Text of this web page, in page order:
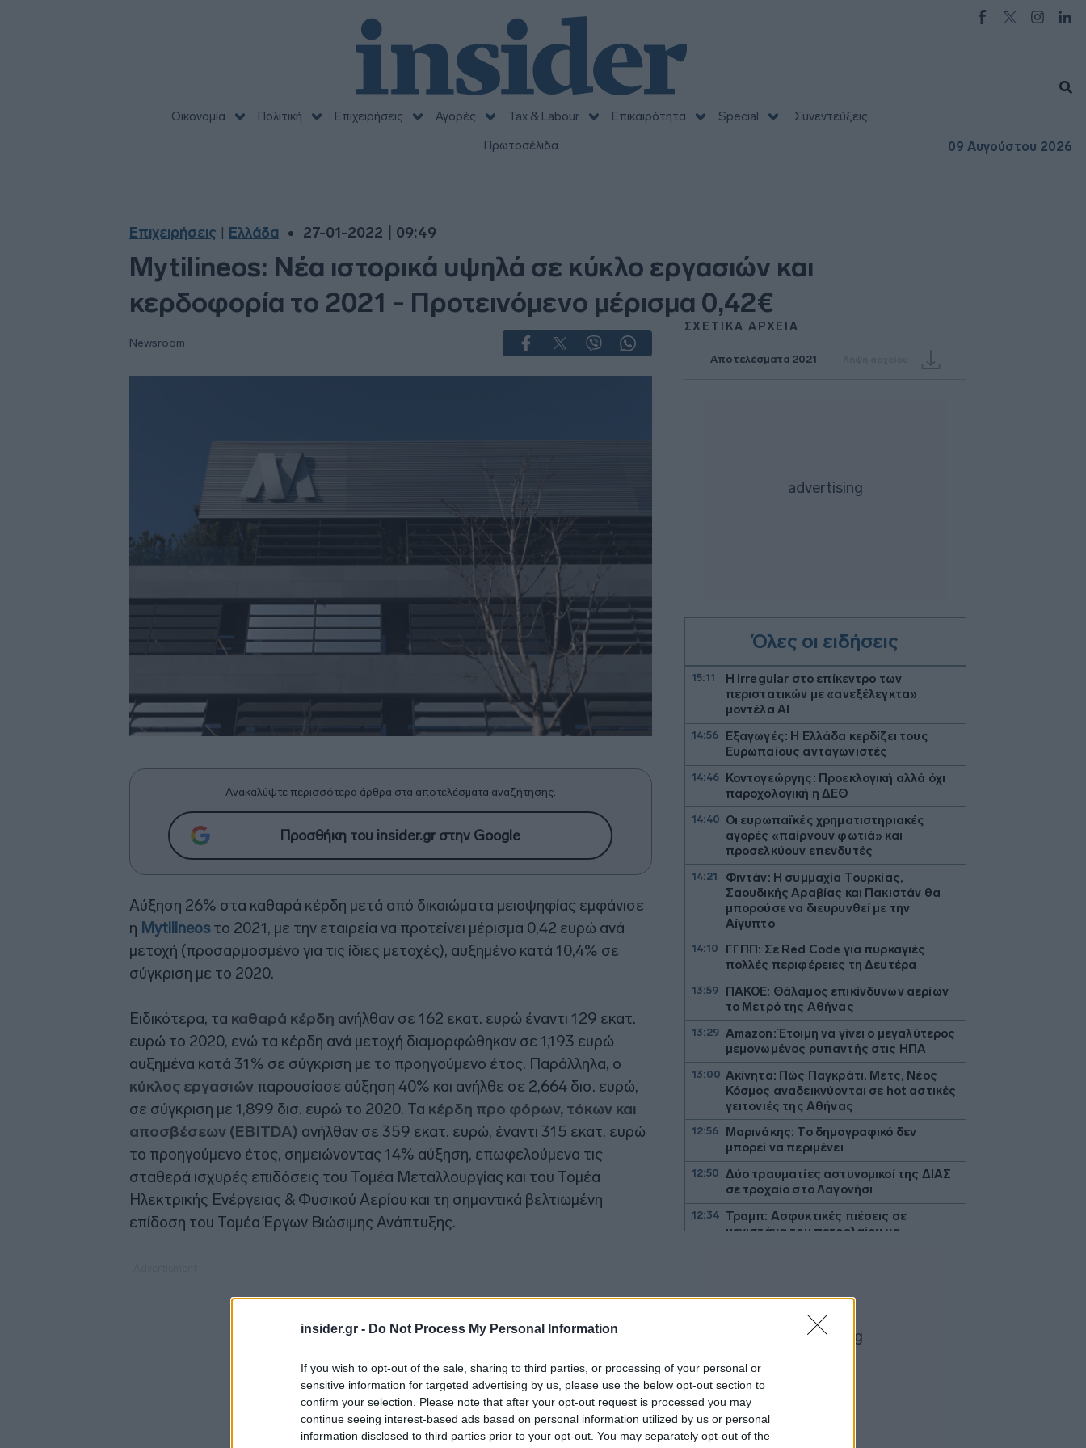
insider.gr - Do Not Process My Personal Information
If you wish to opt-out of the sale, sharing to third parties, or processing of your personal or
sensitive information for targeted advertising by us, please use the below opt-out section to
confirm your selection. Please note that after your opt-out request is processed you may
continue seeing interest-based ads based on personal information utilized by us or personal
information disclosed to third parties prior to your opt-out. You may separately opt-out of the
Οικονομία Πολιτική Επιχειρήσεις Αγορές Tax & Labour Επικαιρότητα Special
Συνεντεύξεις
Πρωτοσέλιδα
09 Αυγούστου 2026
Επιχειρήσεις Ελλάδα 27-01-2022 | 09:49
Mytilineos: Νέα ιστορικά υψηλά σε κύκλο εργασιών και
κερδοφορία το 2021 - Προτεινόμενο μέρισμα 0,42€
Newsroom
Ανακαλύψτε περισσότερα άρθρα στα αποτελέσματα αναζήτησης.
Προσθήκη του insider.gr στην Google
Αύξηση 26% στα καθαρά κέρδη μετά από δικαιώματα μειοψηφίας εμφάνισε
η Mytilineosτο 2021, με την εταιρεία να προτείνει μέρισμα 0,42 ευρώ ανά
μετοχή (προσαρμοσμένο για τις ίδιες μετοχές), αυξημένο κατά 10,4% σε
σύγκριση με το 2020.
Ειδικότερα, τα καθαρά κέρδη ανήλθαν σε 162 εκατ. ευρώ έναντι 129 εκατ.
ευρώ το 2020, ενώ τα κέρδη ανά μετοχή διαμορφώθηκαν σε 1,193 ευρώ
αυξημένα κατά 31% σε σύγκριση με το προηγούμενο έτος. Παράλληλα, ο
κύκλος εργασιών παρουσίασε αύξηση 40% και ανήλθε σε 2,664 δισ. ευρώ,
σε σύγκριση με 1,899 δισ. ευρώ το 2020. Τα κέρδη προ φόρων, τόκων και
αποσβέσεων (EBITDA) ανήλθαν σε 359 εκατ. ευρώ, έναντι 315 εκατ. ευρώ
το προηγούμενο έτος, σημειώνοντας 14% αύξηση, επωφελούμενα τις
σταθερά ισχυρές επιδόσεις του Τομέα Μεταλλουργίας και του Τομέα
Ηλεκτρικής Ενέργειας & Φυσικού Αερίου και τη σημαντικά βελτιωμένη
επίδοση του Τομέα Έργων Βιώσιμης Ανάπτυξης.
ΣΧΕΤΙΚΑ ΑΡΧΕΙΑ
Αποτελέσματα 2021
Όλες οι ειδήσεις
15:11
Η Irregular στο επίκεντρο των
περιστατικών με «ανεξέλεγκτα»
μοντέλα AI
14:56
Εξαγωγές: Η Ελλάδα κερδίζει τους
Ευρωπαίους ανταγωνιστές
14:46
Κοντογεώργης: Προεκλογική αλλά όχι
παροχολογική η ΔΕΘ
14:40 Οι ευρωπαϊκές χρηματιστηριακές
αγορές «παίρνουν φωτιά» και
προσελκύουν επενδυτές
14:21
Φιντάν: Η συμμαχία Τουρκίας,
Σαουδικής Αραβίας και Πακιστάν θα
μπορούσε να διευρυνθεί με την
Αίγυπτο
14:10
ΓΓΠΠ: Σε Red Code για πυρκαγιές
πολλές περιφέρειες τη Δευτέρα
13:59
ΠΑΚΟΕ: Θάλαμος επικίνδυνων αερίων
το Μετρό της Αθήνας
13:29 Amazon: Έτοιμη να γίνει ο μεγαλύτερος
μεμονωμένος ρυπαντής στις ΗΠΑ
13:00 Ακίνητα: Πώς Παγκράτι, Μετς, Νέος
Κόσμος αναδεικνύονται σε hot αστικές
γειτονιές της Αθήνας
12:56
Μαρινάκης: Το δημογραφικό δεν
μπορεί να περιμένει
12:50 Δύο τραυματίες αστυνομικοί της ΔΙΑΣ
σε τροχαίο στο Λαγονήσι
12:34
Τραμπ: Ασφυκτικές πιέσεις σε
μεγιστάνα του πετρελαίου να
κλοπές
Θεσσαλονίκη: Δύο συλλήψεις για
οδήγηση υπό την επήρεια αλκοόλ στην
Τούμπα
12:12
Αυστραλία: Παρ' ολίγο σύγκρουση
επιβατικών αεροσκαφών στο
αεροδρόμιο του Σίδνεϊ
11:57
Τουρνάς: Πάνω από 400 πυρκαγιές σε